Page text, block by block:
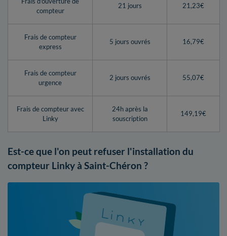
compteur
21 jours 21,23€
Frais de compteur
express
5 jours ouvrés 16,79€
Frais de compteur
urgence
2 jours ouvrés 55,07€
Frais de compteur avec
Linky
24h après la
souscription
149,19€
Est-ce que l'on peut refuser l'installation du
compteur Linky à Saint-Chéron ?